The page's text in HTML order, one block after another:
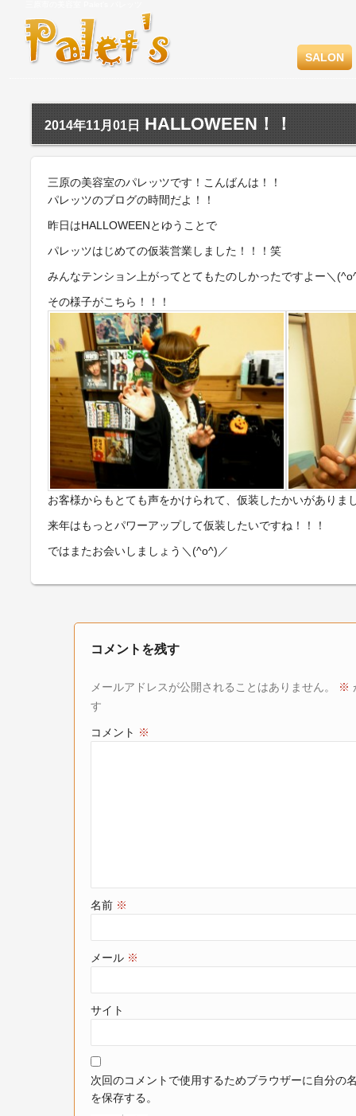
SALON
2014年11月01日 HALLOWEEN！！
三原の美容室のパレッツです！こんばんは！！
パレッツのブログの時間だよ！！
昨日はHALLOWEENとゆうことで
パレッツはじめての仮装営業しました！！！笑
みんなテンション上がってとてもたのしかったですよー＼
その様子がこちら！！！
お客様からもとても声をかけられて、仮装したかいがありま
来年はもっとパワーアップして仮装したいですね！！！
ではまたお会いしましょう＼(^o^)／
コメントを残す
メールアドレスが公開されることはありません。 ※
す
コメント ※
名前 ※
メール ※
サイト
次回のコメントで使用するためブラウザーに自分の
を保存する。